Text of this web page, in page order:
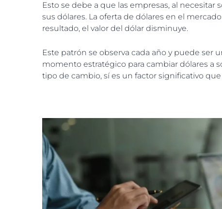
Esto se debe a que las empresas, al
sus dólares. La oferta de dólares en el
resultado, el valor del dólar disminuye.
Este patrón se observa cada año y puede
momento estratégico para cambiar dólares a
tipo de cambio, sí es un factor significativo